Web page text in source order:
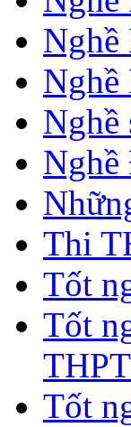
Nghề
Nghề
Nghề
Nghề
Thi
Tốt
Tốt
Tốt